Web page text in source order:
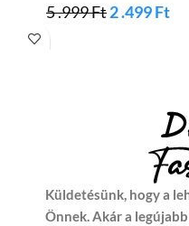
5 .999Ft2 .499Ft
Küldetésünk, hogy a
Önnek. Akár a